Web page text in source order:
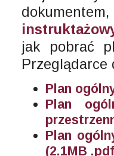
jak pobrać
Plan
Plan
Plan
(2.1MB